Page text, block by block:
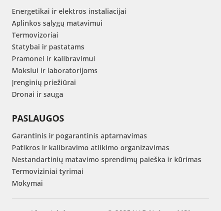
Energetikai ir elektros instaliacijai
Aplinkos sąlygų matavimui
Termovizoriai
Statybai ir pastatams
Pramonei ir kalibravimui
Mokslui ir laboratorijoms
Įrenginių priežiūrai
Dronai ir sauga
PASLAUGOS
Garantinis ir pogarantinis aptarnavimas
Patikros ir kalibravimo atlikimo organizavimas
Nestandartinių matavimo sprendimų paieška ir kūrimas
Termoviziniai tyrimai
Mokymai